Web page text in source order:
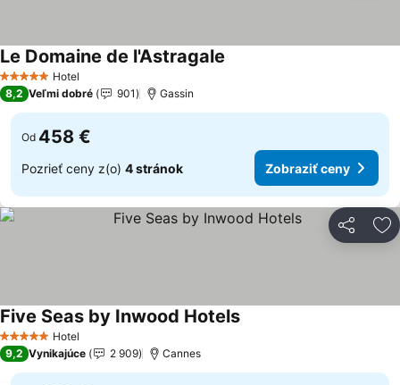
5 Počet hviezdičiek
Hotel
Le Domaine de l'Astragale
8,2 Veľmi dobré 901 Gassin
Od 458 €
Pozrieť ceny z(o) 4 stránok Zobraziť ceny
Zdieľať
5 Počet hviezdičiek
Hotel
Five Seas by Inwood HotelsZobraziť ceny
9,2 Vynikajúce 2 909 Cannes